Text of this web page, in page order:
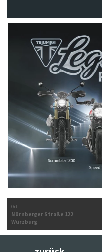
Ort
Nürnberger Straße 122
Würzburg